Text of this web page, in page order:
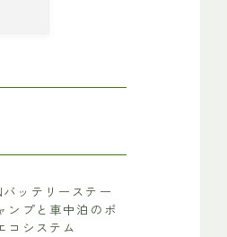
バッテリーステー
ンプと車中泊のポ
コシステム